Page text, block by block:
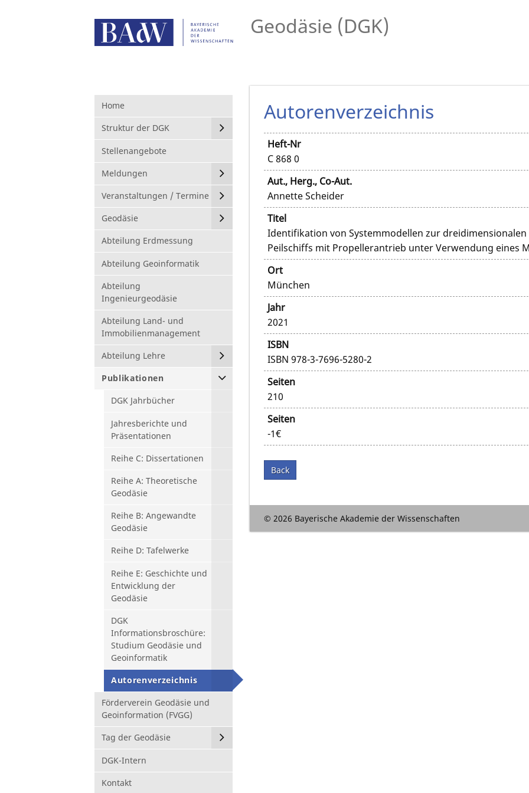
Geodäsie (DGK)
Home
Struktur der DGK
Stellenangebote
Meldungen
Veranstaltungen / Termine
Geodäsie
Abteilung Erdmessung
Abteilung Geoinformatik
Abteilung
Ingenieurgeodäsie
Abteilung Land- und
Immobilienmanagement
Abteilung Lehre
Publikationen
DGK Jahrbücher
Jahresberichte und
Präsentationen
Reihe C: Dissertationen
Reihe A: Theoretische
Geodäsie
Reihe B: Angewandte
Geodäsie
Reihe D: Tafelwerke
Reihe E: Geschichte und
Entwicklung der
Geodäsie
DGK
Informationsbroschüre:
Studium Geodäsie und
Geoinformatik
Autorenverzeichnis
Förderverein Geodäsie und
Geoinformation (FVGG)
Tag der Geodäsie
DGK-Intern
Kontakt
Autorenverzeichnis
Heft-Nr
C 868 0
Aut., Herg., Co-Aut.
Annette Scheider
Titel
Identifikation von Systemmodellen zur
Peilschiffs mit Propellerantrieb unter Verwendung eines
Ort
München
Jahr
2021
ISBN
ISBN 978-3-7696-5280-2
Seiten
210
Seiten
-1€
Back
© 2026 Bayerische Akademie der Wissenschaften